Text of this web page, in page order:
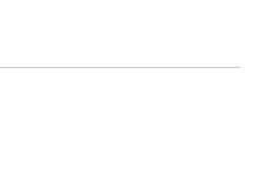
Kim Kardashian. Según